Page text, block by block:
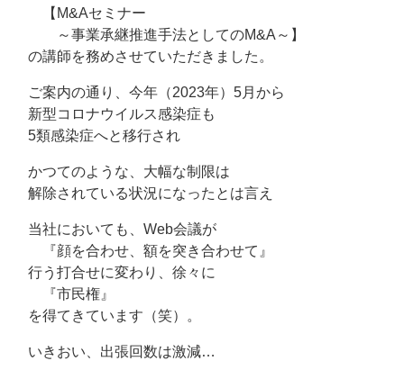
【M&Aセミナー
～事業承継推進手法としてのM&A～】
の講師を務めさせていただきました。
ご案内の通り、今年（2023年）5月から
新型コロナウイルス感染症も
5類感染症へと移行され
かつてのような、大幅な制限は
解除されている状況になったとは言え
当社においても、Web会議が
『顔を合わせ、額を突き合わせて』
行う打合せに変わり、徐々に
『市民権』
を得てきています（笑）。
いきおい、出張回数は激減…